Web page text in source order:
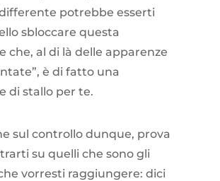
potrebbe esserti
sbloccare questa
che, al di là delle apparenze
è di fatto una
di stallo per te.
sul controllo dunque, prova
su quelli che sono gli
vorresti raggiungere: dici